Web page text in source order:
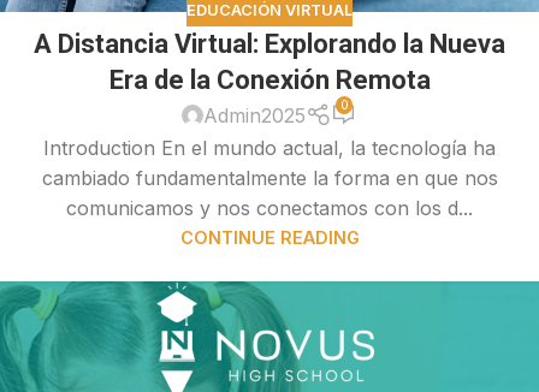
EDUCACIÓN VIRTUAL
A Distancia Virtual: Explorando la Nueva
Era de la Conexión Remota
Admin2025 0
Introduction En el mundo actual, la tecnología ha
cambiado fundamentalmente la forma en que nos
comunicamos y nos conectamos con los d...
CONTINUE READING